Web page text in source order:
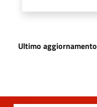
Ultimo aggiornamento